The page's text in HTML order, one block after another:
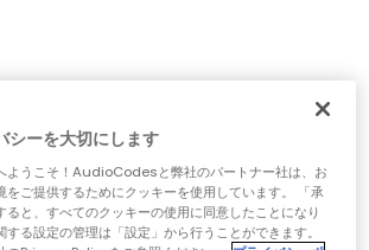
相互接続性のための豊富で強力な
びルーティングメカニズム
びデジタルTDMインターフェイスの
シーを大切にします
ようこそ！AudioCodesと弊社のパートナー社は、お
をご提供するためにクッキーを使用しています。 「承
ると、すべてのクッキーの使用に同意したことになり
する設定の管理は「設定」から行うことができます。